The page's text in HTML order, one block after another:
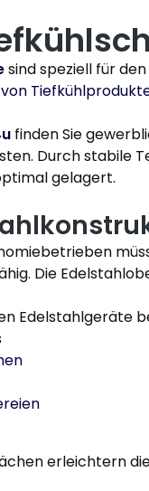
sind speziell für
finden Sie
Durch stabile
gelagert.
Die
Edelstahlgeräte
erleichtern